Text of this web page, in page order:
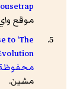
موقع
to 'The
مشين.